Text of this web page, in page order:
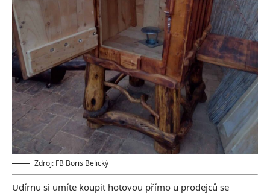
Zdroj: FB Boris Belický
Udírnu si umíte koupit hotovou přímo u prodejců se